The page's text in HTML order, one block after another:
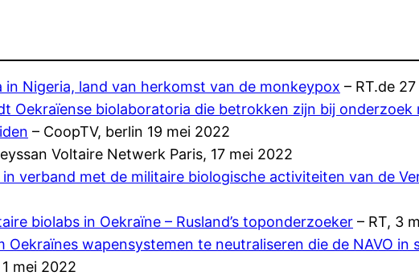
Nigeria, land van herkomst van de monkeypox – RT.de
Oekraïense biolaboratoria die betrokken zijn bij onderzoek
– CoopTV, berlin 19 mei 2022
Voltaire Netwerk Paris, 17 mei 2022
verband met de militaire biologische activiteiten van de
biolabs in Oekraïne – Rusland’s toponderzoeker – RT, 3
wapensystemen te neutraliseren die de NAVO in
mei 2022